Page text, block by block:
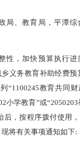
局、教育局，平潭综
，加快预算执行进
义务教育补助经费
“1100245教育共同
小学教育”或
后，按程序拨付使用
将有关事项通知如下: